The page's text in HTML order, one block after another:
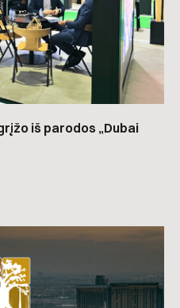
iš parodos „Dubai